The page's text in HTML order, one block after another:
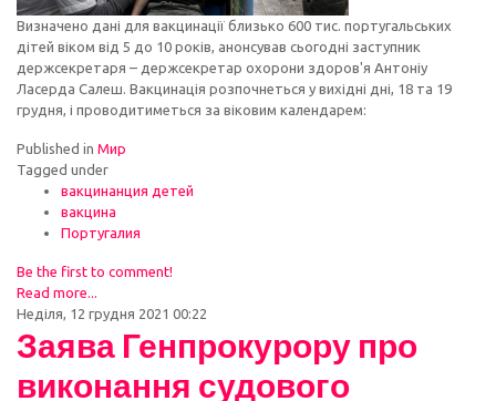
Визначено дані для вакцинації близько 600 тис. португальських
дітей віком від 5 до 10 років, анонсував сьогодні заступник
держсекретаря – держсекретар охорони здоров'я Антоніу
Ласерда Салеш. Вакцинація розпочнеться у вихідні дні, 18 та 19
грудня, і проводитиметься за віковим календарем:
Published in Мир
Tagged under
вакцинанция детей
вакцина
Португалия
Be the first to comment!
Read more...
Неділя, 12 грудня 2021 00:22
Заява Генпрокурору про
виконання судового